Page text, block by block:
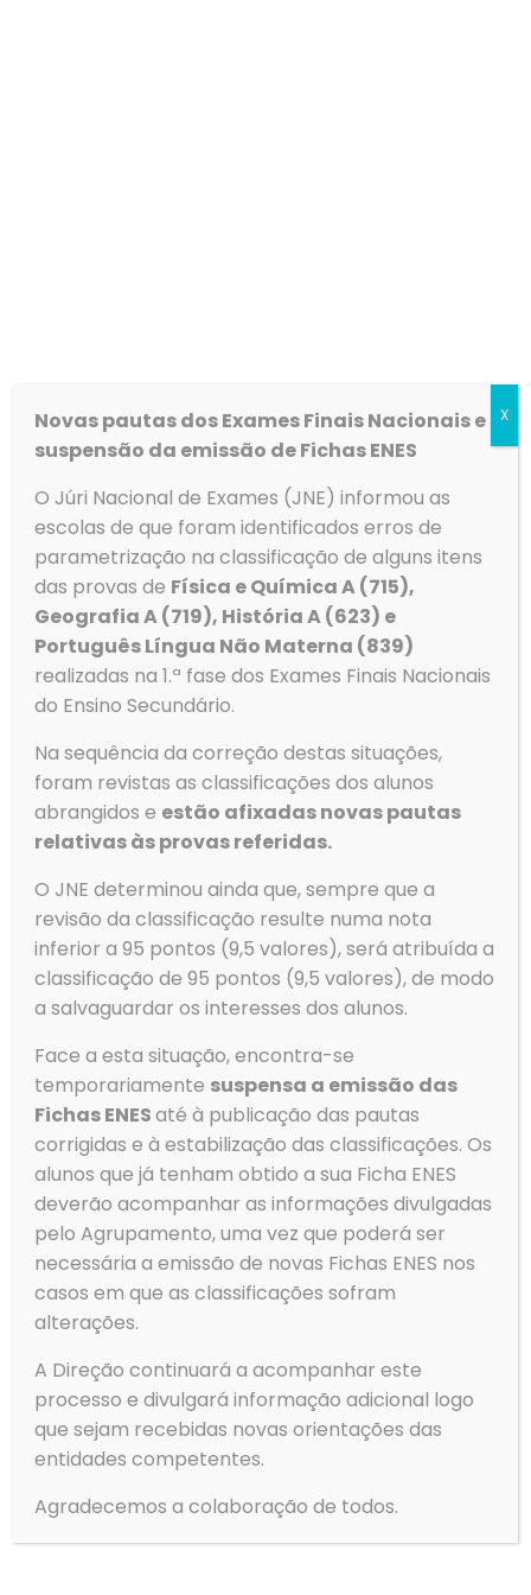
Gerir o Consentimento de
Cookies
Para fornecer as melhores experiências, usamos tecnologias
como cookies para armazenar e/ou aceder a informações do
processar dados, como comportamento de navegação ou IDs
Contactos
Agrupamento de Escolas de Ovar
Rua Dom Dinis
3880-307 Ovar
Tlf: 256 581 000
Fax: 256 586 411
Email
geral@aeovar.pt
Menu
→
Agrupamento
→
Alunos
→
Serviços
Clubes e Projetos
→
Contactos
→
Livro de Reclamações
Novas pautas dos Exames Finais Nacionais e
suspensão da emissão de Fichas ENES
O Júri Nacional de Exames (JNE) informou as
escolas de que foram identificados erros de
parametrização na classificação de alguns itens
das provas de Física e Química A (715),
Geografia A (719), História A (623) e
Português Língua Não Materna (839)
realizadas na 1.ª fase dos Exames Finais Nacionais
do Ensino Secundário.
Na sequência da correção destas situações,
foram revistas as classificações dos alunos
abrangidos e estão afixadas novas pautas
relativas às provas referidas.
O JNE determinou ainda que, sempre que a
revisão da classificação resulte numa nota
inferior a 95 pontos (9,5 valores), será atribuída a
classificação de 95 pontos (9,5 valores), de modo
a salvaguardar os interesses dos alunos.
Face a esta situação, encontra-se
temporariamente suspensa a emissão das
Fichas ENESaté à publicação das pautas
corrigidas e à estabilização das classificações. Os
alunos que já tenham obtido a sua Ficha ENES
deverão acompanhar as informações divulgadas
pelo Agrupamento, uma vez que poderá ser
necessária a emissão de novas Fichas ENES nos
casos em que as classificações sofram
alterações.
A Direção continuará a acompanhar este
processo e divulgará informação adicional logo
que sejam recebidas novas orientações das
entidades competentes.
Agradecemos a colaboração de todos.
X